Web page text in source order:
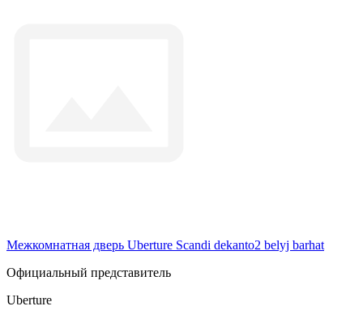
Межкомнатная дверь Uberture Scandi dekanto2 belyj barhat
Официальный представитель
Uberture